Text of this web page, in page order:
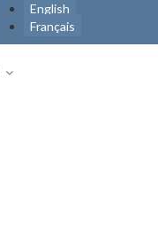
English
Français